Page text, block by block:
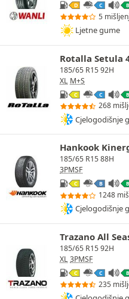
D C B
5
Ljetne gume
Rotalla Setula
185/65 R15 92H
XL M+S
C C B
268
Cjelogodišnje
Hankook
185/65 R15 88H
3PMSF
C B B
1248
Cjelogodišnje
Trazano All
185/65 R15 92H
XL 3PMSF
C C B
235